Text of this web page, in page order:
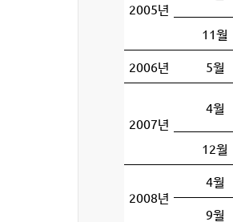
2005년
11월
2006년 5월
2007년
4월
12월
2008년
4월
9월